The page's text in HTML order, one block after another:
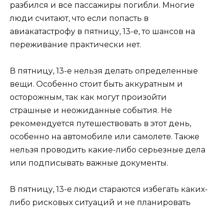
разбился и все пассажиры погибли. Многие
люди считают, что если попасть в
авиакатастрофу в пятницу, 13-е, то шансов на
переживание практически нет.
В пятницу, 13-е нельзя делать определенные
вещи. Особенно стоит быть аккуратным и
осторожным, так как могут произойти
страшные и неожиданные события. Не
рекомендуется путешествовать в этот день,
особенно на автомобиле или самолете. Также
нельзя проводить какие-либо серьезные дела
или подписывать важные документы.
В пятницу, 13-е люди стараются избегать каких-
либо рисковых ситуаций и не планировать